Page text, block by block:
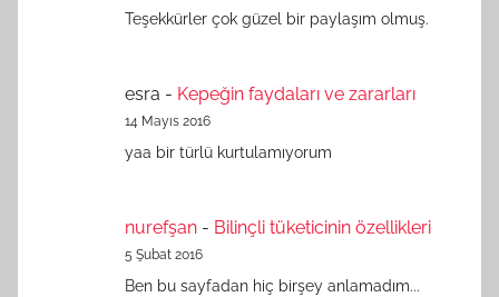
Teşekkürler çok güzel bir paylaşım olmuş.
esra - Kepeğin faydaları ve zararları
14 Mayıs 2016
yaa bir türlü kurtulamıyorum
nurefşan - Bilinçli tüketicinin özellikleri
5 Şubat 2016
Ben bu sayfadan hiç birşey anlamadım...